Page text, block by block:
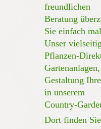
freundlichen
Beratung
Sie einfach
Unser
Pflanzen-
Gestaltung
in unserem
Country-
Dort finden